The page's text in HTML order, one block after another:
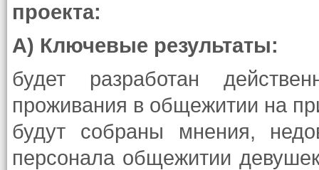
проекта:
А) Ключевые результаты:
будет разработан
проживания в общежитии на
будут собраны мнения,
персонала общежитии